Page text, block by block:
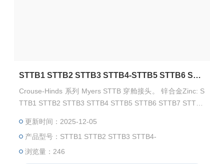
STTB1 STTB2 STTB3 STTB4-STTB5 STTB6 STTB7 STTB8 STTB9 STTB10 Myers hubs
Crouse-Hinds 系列 Myers STTB 穿舱接头。 锌合金Zinc: S
TTB1 STTB2 STTB3 STTB4 STTB5 STTB6 STTB7 STTB8
(IMC) 配合使用，是制药、化工、食品加工、纸浆/造纸、核
能、太阳能和商业建筑等。
更新时间：2025-12-05
产品型号：STTB1 STTB2 STTB3 STTB4-
浏览量：246